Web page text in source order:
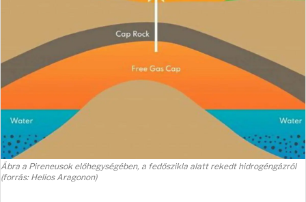
Ábra a Pireneusok előhegységében, a fedőszikla alatt rekedt hidrogéngázról
(forrás: Helios Aragonon)